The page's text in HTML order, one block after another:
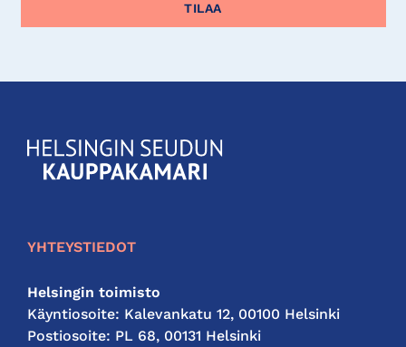
KauppakamariHelsingin
seudun
YHTEYSTIEDOT
Helsingin toimisto
Käyntiosoite: Kalevankatu 12, 00100 Helsinki
Postiosoite: PL 68, 00131 Helsinki